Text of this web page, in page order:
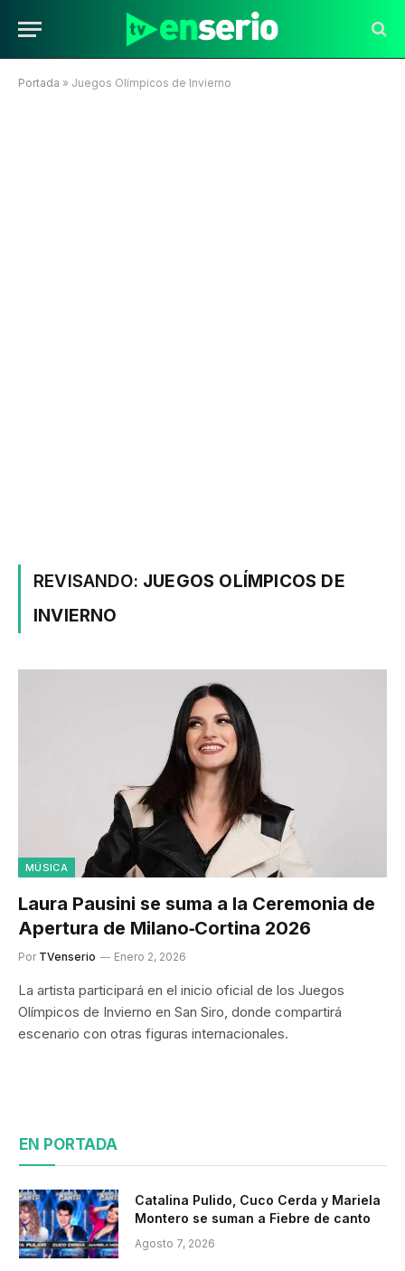
Portada » Juegos Olímpicos de Invierno
REVISANDO: JUEGOS OLÍMPICOS DE
INVIERNO
MÚSICA
Laura Pausini se suma a la Ceremonia de
Apertura de Milano‑Cortina 2026
Por TVenserio Enero 2, 2026
La artista participará en el inicio oficial de los Juegos
Olímpicos de Invierno en San Siro, donde compartirá
escenario con otras figuras internacionales.
EN PORTADA
Catalina Pulido, Cuco Cerda y Mariela
Montero se suman a Fiebre de canto
Agosto 7, 2026